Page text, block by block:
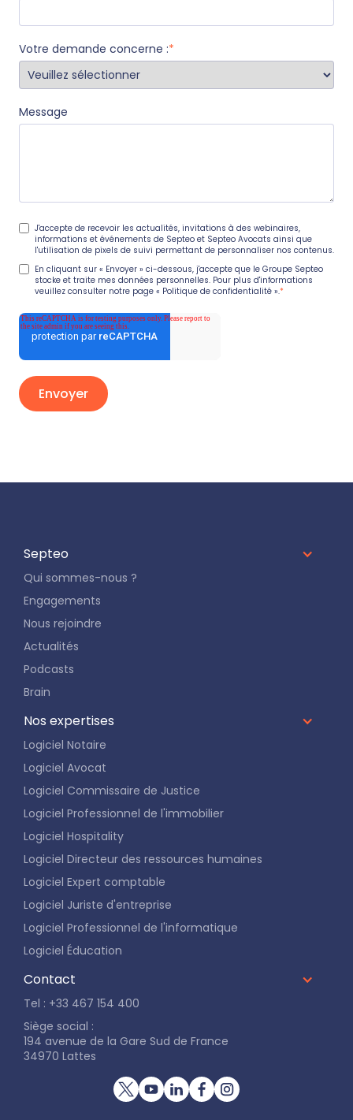
Votre demande concerne :*
Message
J'accepte de recevoir les actualités, invitations à des webinaires,
informations et événements de Septeo et Septeo Avocats ainsi que
l'utilisation de pixels de suivi permettant de personnaliser nos contenus.
En cliquant sur « Envoyer » ci-dessous, j'accepte que le Groupe Septeo
stocke et traite mes données personnelles. Pour plus d'informations
veuillez consulter notre page « Politique de confidentialité ».*
Septeo
Qui sommes-nous ?
Engagements
Nous rejoindre
Actualités
Podcasts
Brain
Nos expertises
Logiciel Notaire
Logiciel Avocat
Logiciel Commissaire de Justice
Logiciel Professionnel de l'immobilier
Logiciel Hospitality
Logiciel Directeur des ressources humaines
Logiciel Expert comptable
Logiciel Juriste d'entreprise
Logiciel Professionnel de l'informatique
Logiciel Éducation
Contact
Tel : +33 467 154 400
Siège social :
194 avenue de la Gare Sud de France
34970 Lattes